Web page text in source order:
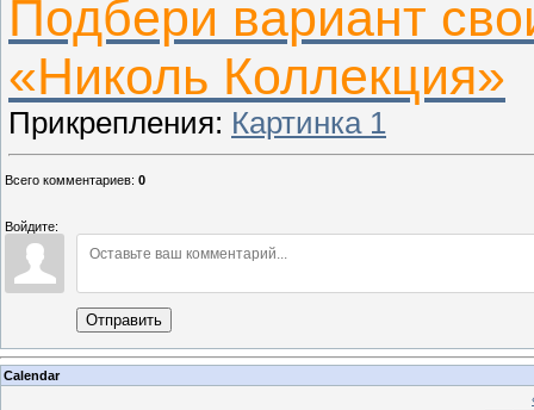
Подбери вариант
«Николь Коллекция»
Прикрепления: Картинка 1
Всего комментариев: 0
Войдите:
Отправить
Calendar